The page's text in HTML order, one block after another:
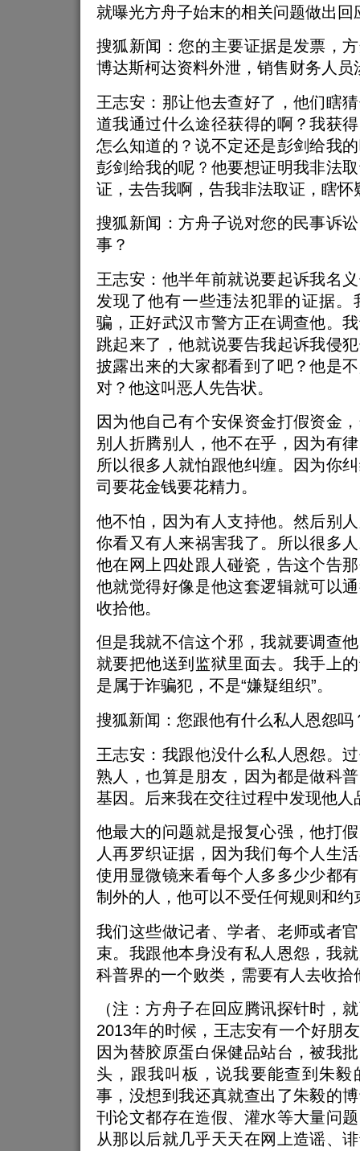
就曝光方舟子始末的相关问题做出
搜狐新闻：您的主要证据是发票，
博达斯柯达资料外泄，销售财务人员
王志安：那让他去查好了，他们瞎
道我通过什么途径获得的啊？我获
怎么知道的？说不定还是彭剑给我
彭剑给我的呢？他要想证明我非法
证，去告我啊，告我非法取证，瞎怀
搜狐新闻：方舟子说对您的民事诉
事？
王志安：他半年前就说要起诉我名
发现了他有一些违法犯罪的证据。
骗，正好武汉市警方正在调查他。
跳起来了，他就说要告我起诉我侵
披露出来的大家都看到了吧？他是
对？他这叫恶人先告状。
因为他自己有个安保资金打假资金
别人折腾别人，他不在乎，因为有
所以很多人就怕跟他纠缠。因为你
司要花金钱要花精力。
他不怕，因为有人支持他。然后别
你看又有人来祸害我了。所以很多
他在网上四处跟人碰瓷，告这个告
他就觉得好像是他这套逻辑就可以
收拾他。
但是我就不信这个邪，我就要调查
就要把他送到监狱里面去。我手上
是属于诈骗犯，不是“嫌疑组织”。
搜狐新闻：您跟他有什么私人恩怨吗
王志安：我跟他没什么私人恩怨。
熟人，也算是朋友，因为都是做科
基因。后来我在交往过程中发现他人
他最大的问题就是报复心强，他打
人再罗织证据，因为我们每个人生
使用显微镜来看每个人多多少少都
制外的人，他可以不受任何规则和约
我们这些做记者、学者、老师或者
束。我跟他本身没有私人恩怨，我
科普界的一个败类，需要有人去收拾
（注：方舟子在回应腾讯探针时，
2013年的时候，王志安有一个好朋
因为替胶原蛋白保健品站台，被我
头，跟我叫板，说我要能查到朱毅
事，没想到我还真就查出了朱毅的
刊论文都存在造假、灌水等大量问
从那以后就几乎天天在网上造谣、